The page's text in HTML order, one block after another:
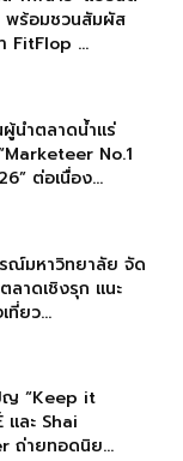
พร้อมชวนสัมผัส
FitFlop ...
นำตลาดน้ำแร่
No.1
ต่อเนื่อง...
ณ์มหาวิทยาลัย จัด
ลาดเชิงรุก แนะ
ที่ยว...
ญ “Keep it
และ Shai
ถ่ายทอดนิย...